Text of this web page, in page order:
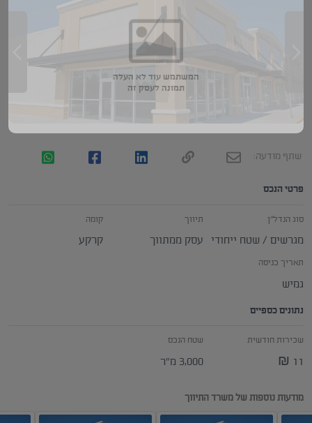
המשתמש עוד לא העלה
תמונה לעסק זה
שתף מודעה:
פרטי הנכס
סוג הנדל"ן
מגרשים / שטח ייחודי
תיווך
עסק ממתווך
קומה
קרקע
תאריך כניסה
גמיש
נתונים כספיים
שכירות חודשית
11 ₪
שטח הנכס
3,000 מ"ר
מודעות נוספות של משרד התיווך